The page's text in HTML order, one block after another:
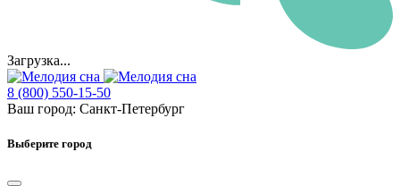
Загрузка...
8 (800) 550-15-50
Ваш город: Санкт-Петербург
Выберите город